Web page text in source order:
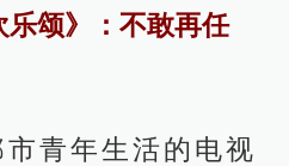
乐颂》：不敢再任
青年生活的电视